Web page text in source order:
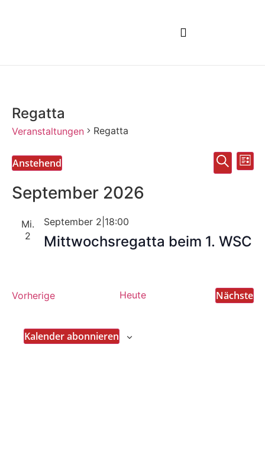
Regatta
Veranstaltungen Regatta
Suche
Liste
Anstehend
Datum
wählen.
September 2026
Mi.
2
Mittwochsregatta beim 1. WSC
September 2|18:00
VorherigeVeranstaltungenHeute Nächste
Kalender abonnieren